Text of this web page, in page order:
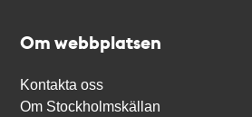
Om webbplatsen
Kontakta oss
Om Stockholmskällan